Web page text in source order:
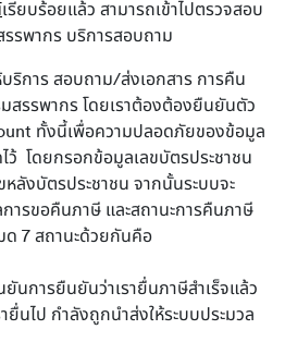
เรียบร้อยแล้ว สามารถเข้าไปตรวจสอบ
รรพากร บริการสอบถาม
บริการ สอบถาม/ส่งเอกสาร การคืน
สรรพากร โดยเราต้องต้องยืนยันตัว
ทั้งนี้เพื่อความปลอดภัยของข้อมูล
ว้  โดยกรอกข้อมูลเลขบัตรประชาชน
หลังบัตรประชาชน จากนั้นระบบจะ
ารขอคืนภาษี และสถานะการคืนภาษี
ด 7 สถานะด้วยกันคือ
ยันการยืนยันว่าเรายื่นภาษีสำเร็จแล้ว
ยื่นไป กำลังถูกนำส่งให้ระบบประมวล